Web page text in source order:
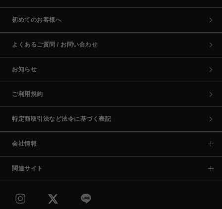
初めてのお客様へ
よくあるご質問 / お問い合わせ
お知らせ
ご利用規約
特定商取引法など法令に基づく表記
会社情報
関連サイト